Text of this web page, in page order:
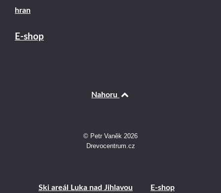
hran
E-shop
Nahoru
© Petr Vaněk 2026
Drevocentrum.cz
Ski areál Luka nad Jihlavou E-shop